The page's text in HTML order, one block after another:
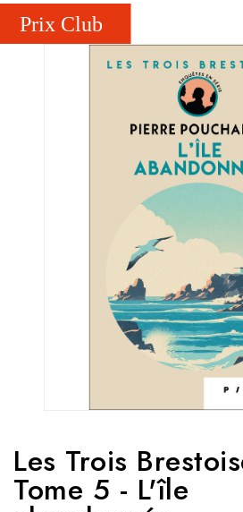
Les Trois
Tome 5 - L'île